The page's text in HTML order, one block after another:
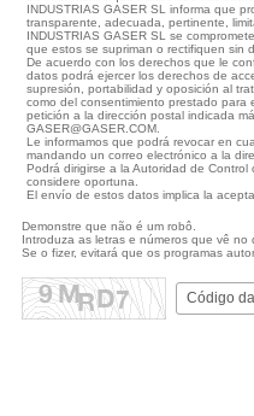
INDUSTRIAS GASER SL informa que
transparente, adecuada, pertinente,
INDUSTRIAS GASER SL se
que estos se supriman o rectifiquen sin
De acuerdo con los derechos que le
datos podrá ejercer los derechos de
supresión, portabilidad y oposición al
como del consentimiento prestado para
petición a la dirección postal indicada
GASER@GASER.COM.
Le informamos que podrá revocar en
mandando un correo electrónico a la
Podrá dirigirse a la Autoridad de
considere oportuna.
El envío de estos datos implica la
Demonstre que não é um robô.
Introduza as letras e números que vê no
Se o fizer, evitará que os programas